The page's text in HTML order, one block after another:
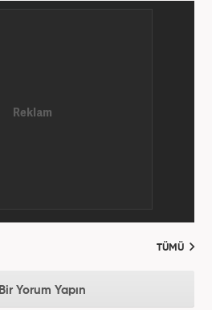
TÜMÜ
Bir Yorum Yapın